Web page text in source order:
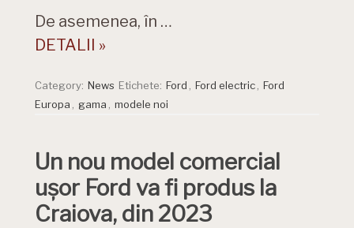
De asemenea, în …
DETALII »
Category: News Etichete: Ford Ford electric
Ford
Europa
gama modele noi
Un nou model comercial
ușor Ford va fi produs la
Craiova, din 2023